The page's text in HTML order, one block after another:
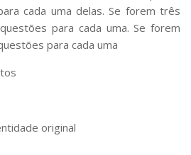
cada uma delas. Se forem três
para cada uma. Se forem
para cada uma
original